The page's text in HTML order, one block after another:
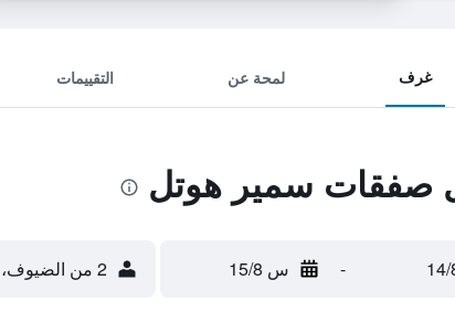
غرف لمحة عن التقييمات
صفقات سمير هوتل
- س 15/8 2 من الضيوف، غرفة واحدة